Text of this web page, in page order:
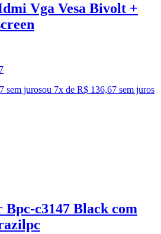
Vga Vesa Bivolt +
sem jurosou 7x de R$ 136,67 sem juros
Bpc-c3147 Black com